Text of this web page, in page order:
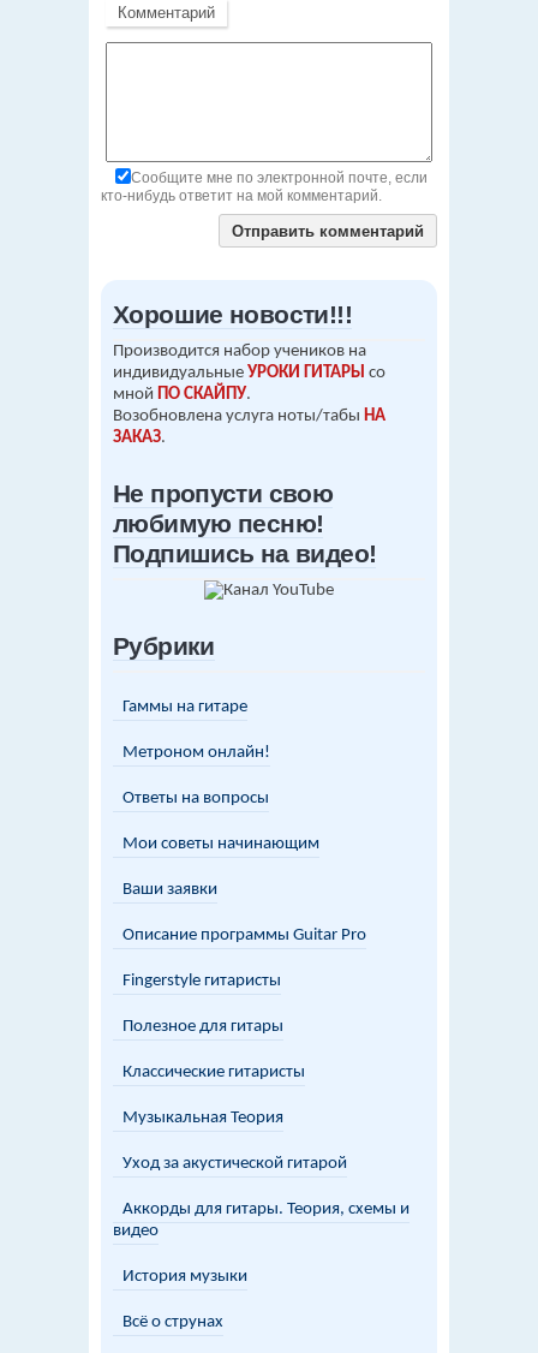
Комментарий
Сообщите мне по электронной почте, если
кто-нибудь ответит на мой комментарий.
Хорошие новости!!!
Производится набор учеников на
индивидуальные УРОКИ ГИТАРЫ со
мной ПО СКАЙПУ.
Возобновлена услуга ноты/табы НА
ЗАКАЗ.
Не пропусти свою
любимую песню!
Подпишись на видео!
Рубрики
Гаммы на гитаре
Метроном онлайн!
Ответы на вопросы
Мои советы начинающим
Ваши заявки
Описание программы Guitar Pro
Fingerstyle гитаристы
Полезное для гитары
Классические гитаристы
Музыкальная Теория
Уход за акустической гитарой
Аккорды для гитары. Теория, схемы и
видео
История музыки
Всё о струнах